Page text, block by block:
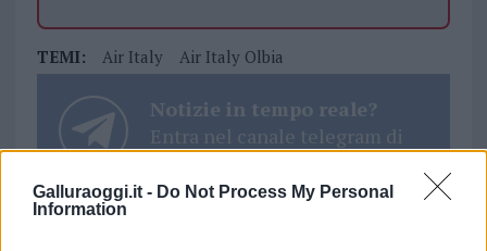
Galluraoggi.it - Do Not Process My Personal
Information
TEMI: Air Italy Air Italy Olbia
Notizie in tempo reale?
Entra nel canale telegram di